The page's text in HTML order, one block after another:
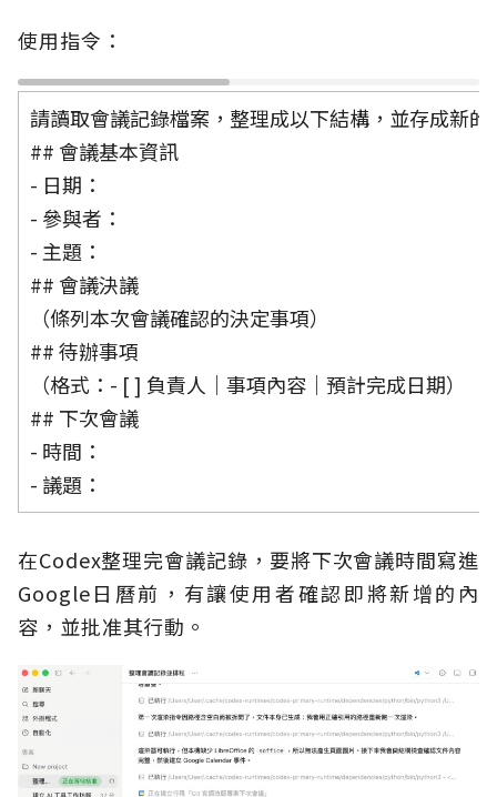
使用指令：
請讀取會議記錄檔案，整理成以下結構，並存成新
## 會議基本資訊
- 日期：
- 參與者：
- 主題：
## 會議決議
（條列本次會議確認的決定事項）
## 待辦事項
（格式：- [ ] 負責人｜事項內容｜預計完成日期）
## 下次會議
- 時間：
- 議題：
在Codex整理完會議記錄，要將下次會議時間寫進
Google日曆前，有讓使用者確認即將新增的內
容，並批准其行動。